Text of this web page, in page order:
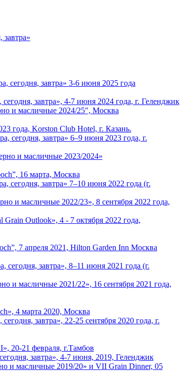
сегодня, завтра» 3-6 июня 2025 года
завтра», 4-7 июня 2024 года, г. Геленджик
и масличные 2024/25", Москва
года, Korston Club Hotel, г. Казань.
сегодня, завтра» 6–9 июня 2023 года, г.
и масличные 2023/2024»
16 марта, Москва
завтра» 7–10 июня 2022 года (г.
и масличные 2022/23», 8 сентября 2022 года,
Outlook», 4 - 7 октября 2022 года,
7 апреля 2021, Hilton Garden Inn Москва
завтра», 8–11 июня 2021 года (г.
и масличные 2021/22», 16 сентября 2021 года,
4 марта 2020, Москва
завтра», 22-25 сентября 2020 года, г.
20-21 февраля, г.Тамбов
завтра», 4-7 июня, 2019, Геленджик
и масличные 2019/20» и VII Grain Dinner, 05